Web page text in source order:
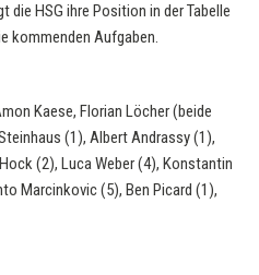
HSG ihre Position in der Tabelle
kommenden Aufgaben.
Kaese, Florian Löcher (beide
(1), Albert Andrassy (1),
(2), Luca Weber (4), Konstantin
Marcinkovic (5), Ben Picard (1),